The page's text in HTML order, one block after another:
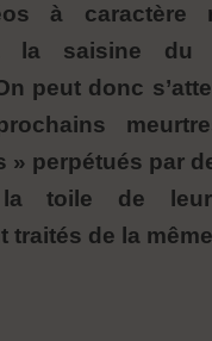
à caractère
la saisine du
peut donc
» perpétués par
la toile de
traités de la